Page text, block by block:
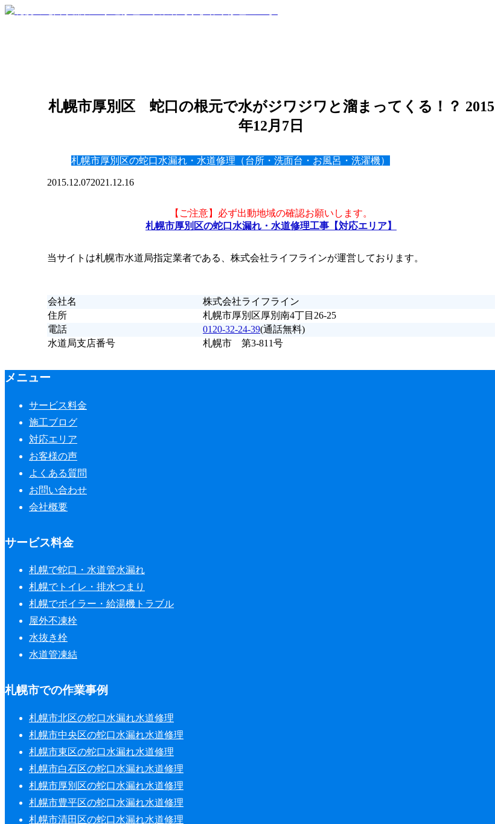
札幌市厚別区 蛇口の根元で水がジワジワと溜まってくる！？ 2015
年12月7日
札幌市厚別区の蛇口水漏れ・水道修理（台所・洗面台・お風呂・洗濯機）
2015.12.072021.12.16
【ご注意】必ず出動地域の確認お願いします。
札幌市厚別区の蛇口水漏れ・水道修理工事【対応エリア】
当サイトは札幌市水道局指定業者である、株式会社ライフラインが運営しております。
会社名
株式会社ライフライン
住所
札幌市厚別区厚別南4丁目26-25
電話
0120-32-24-39(通話無料)
水道局支店番号
札幌市 第3-811号
メニュー
サービス料金
施工ブログ
対応エリア
お客様の声
よくある質問
お問い合わせ
会社概要
サービス料金
札幌で蛇口・水道管水漏れ
札幌でトイレ・排水つまり
札幌でボイラー・給湯機トラブル
屋外不凍栓
水抜き栓
水道管凍結
札幌市での作業事例
札幌市北区の蛇口水漏れ水道修理
札幌市中央区の蛇口水漏れ水道修理
札幌市東区の蛇口水漏れ水道修理
札幌市白石区の蛇口水漏れ水道修理
札幌市厚別区の蛇口水漏れ水道修理
札幌市豊平区の蛇口水漏れ水道修理
札幌市清田区の蛇口水漏れ水道修理